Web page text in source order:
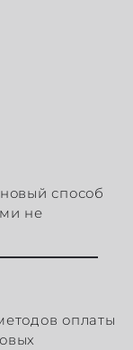
способ
не
оплаты